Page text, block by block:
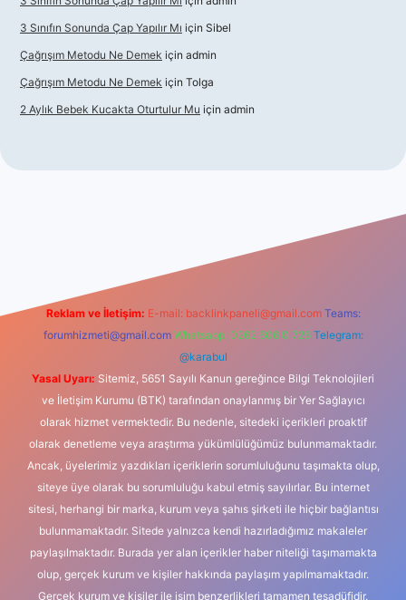
3 Sınıfın Sonunda Çap Yapılır Mı için Sibel
Çağrışım Metodu Ne Demek için admin
Çağrışım Metodu Ne Demek için Tolga
2 Aylık Bebek Kucakta Oturtulur Mu için admin
Reklam ve İletişim: E-mail: backlinkpaneli@gmail.com Teams:
forumhizmeti@gmail.com Whatsapp: 0262 606 0 726 Telegram:
@karabul
Yasal Uyarı: Sitemiz, 5651 Sayılı Kanun gereğince Bilgi Teknolojileri
ve İletişim Kurumu (BTK) tarafından onaylanmış bir Yer Sağlayıcı
olarak hizmet vermektedir. Bu nedenle, sitedeki içerikleri proaktif
olarak denetleme veya araştırma yükümlülüğümüz bulunmamaktadır.
Ancak, üyelerimiz yazdıkları içeriklerin sorumluluğunu taşımakta olup,
siteye üye olarak bu sorumluluğu kabul etmiş sayılırlar. Bu internet
sitesi, herhangi bir marka, kurum veya şahıs şirketi ile hiçbir bağlantısı
bulunmamaktadır. Sitede yalnızca kendi hazırladığımız makaleler
paylaşılmaktadır. Burada yer alan içerikler haber niteliği taşımamakta
olup, gerçek kurum ve kişiler hakkında paylaşım yapılmamaktadır.
Gerçek kurum ve kişiler ile isim benzerlikleri tamamen tesadüfidir.